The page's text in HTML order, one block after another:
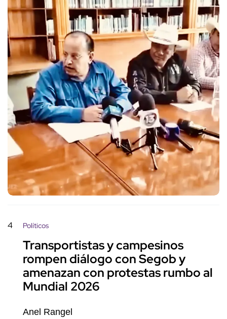
4 Políticos
Transportistas y campesinos
rompen diálogo con Segob y
amenazan con protestas rumbo al
Mundial 2026
Anel Rangel